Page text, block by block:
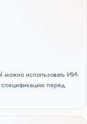
можно использовать ИИ-
спецификацию перед